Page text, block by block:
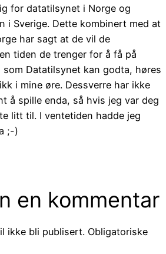
for datatilsynet i Norge og
i Sverige. Dette kombinert med at
har sagt at de vil de
tiden de trenger for å få på
som Datatilsynet kan godta, høres
i mine øre. Dessverre har ikke
å spille enda, så hvis jeg var deg
litt til. I ventetiden hadde jeg
;-)
en kommentar
ikke bli publisert. Obligatoriske